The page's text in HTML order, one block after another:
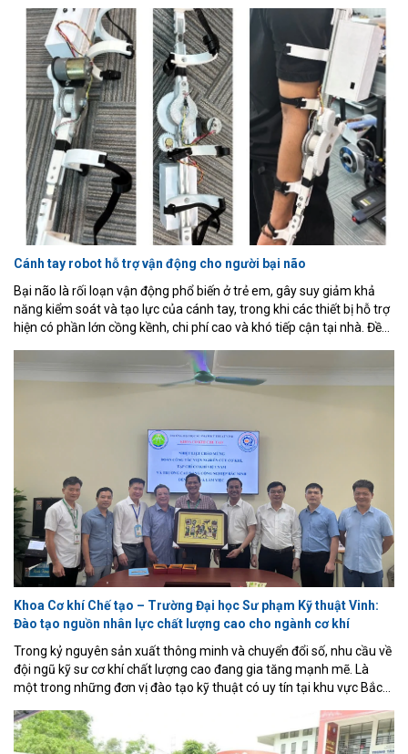
thiết bị phát tín hiệu cấp cứu di động, chi phí thấp, dùng cho khu vực
không có sóng di động, gồm một bộ phát di động (ESP32-C3, GPS,
LoRa và nút SOS thủ công) gửi gói tin vị trí qua LoRa khi được kích
hoạt, một bộ thu đặt tại trạm cố định chuyển tiếp gói tin nhận được
qua Wi-Fi tới backend Express.js/SQLite, và một trang web hiển thị
trực quan giúp đội cứu hộ theo dõi trạng thái từng thiết bị theo thời
gian thực.
Cánh tay robot hỗ trợ vận động cho người bại não
Bại não là rối loạn vận động phổ biến ở trẻ em, gây suy giảm khả
năng kiểm soát và tạo lực của cánh tay, trong khi các thiết bị hỗ trợ
hiện có phần lớn cồng kềnh, chi phí cao và khó tiếp cận tại nhà. Đề
hỗ trợ vận động chi phí thấp cho bệnh nhân bại não, sử dụng cảm
biến lực (loadcell + HX711), biến trở đo góc khớp, vi điều khiển
Khoa Cơ khí Chế tạo – Trường Đại học Sư phạm Kỹ thuật Vinh:
Đào tạo nguồn nhân lực chất lượng cao cho ngành cơ khí
Trong kỷ nguyên sản xuất thông minh và chuyển đổi số, nhu cầu về
đội ngũ kỹ sư cơ khí chất lượng cao đang gia tăng mạnh mẽ. Là
một trong những đơn vị đào tạo kỹ thuật có uy tín tại khu vực Bắc
Vinh đang từng bước khẳng định vị thế thông qua mô hình đào tạo
gắn với doanh nghiệp, nghiên cứu ứng dụng và đổi mới sáng tạo.